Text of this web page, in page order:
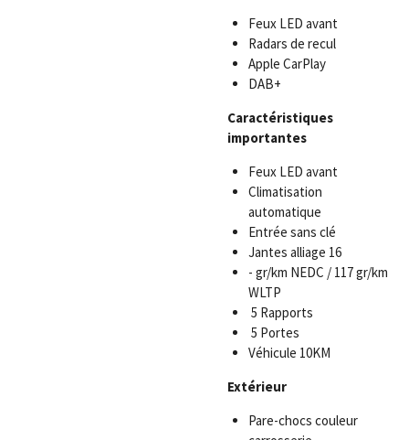
Feux LED avant
Radars de recul
Apple CarPlay
DAB+
Caractéristiques
importantes
Feux LED avant
Climatisation
automatique
Entrée sans clé
Jantes alliage 16
- gr/km NEDC / 117 gr/km
WLTP
5 Rapports
5 Portes
Véhicule 10KM
Extérieur
Pare-chocs couleur